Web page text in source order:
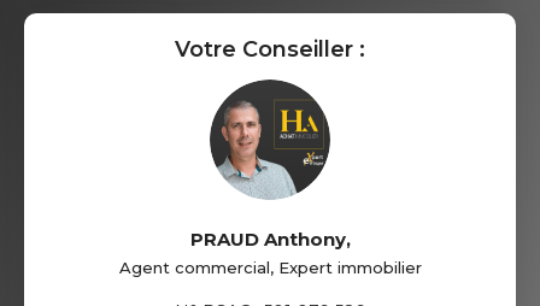
Votre Conseiller :
PRAUD Anthony,
Agent commercial, Expert immobilier